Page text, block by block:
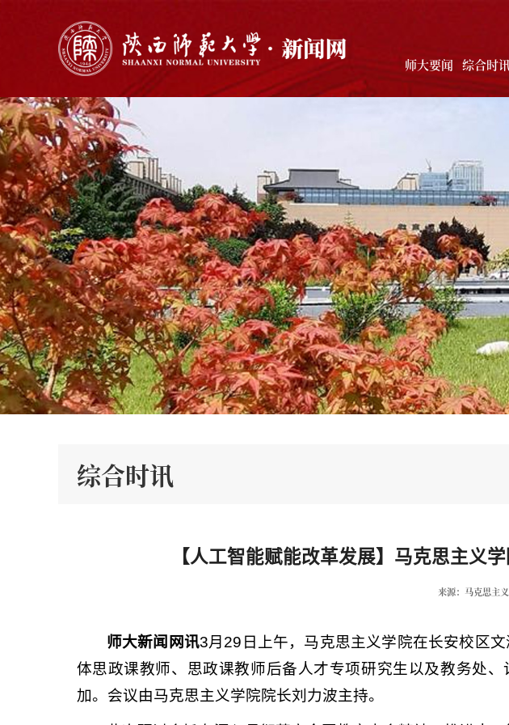
师大要闻 综合时
综合时讯
【人工智能赋能改革发展】马克思主义
来源：马克思主
师大新闻网讯3月29日上午，马克思主义学院在长安校区
体思政课教师、思政课教师后备人才专项研究生以及教务处
加。会议由马克思主义学院院长刘力波主持。